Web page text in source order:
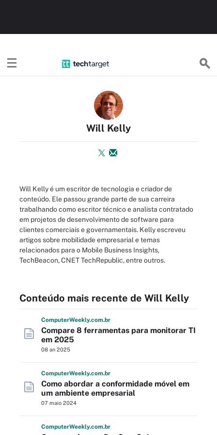
Will Kelly
Will Kelly é um escritor de tecnologia e criador de
conteúdo. Ele passou grande parte de sua carreira
trabalhando como escritor técnico e analista contratado
em projetos de desenvolvimento de software para
clientes comerciais e governamentais. Kelly escreveu
artigos sobre mobilidade empresarial e temas
relacionados para o Mobile Business Insights,
TechBeacon, CNET TechRepublic, entre outros.
Conteúdo mais recente de Will Kelly
ComputerWeekly.com.br
Compare 8 ferramentas para monitorar TI
em 2025
08 an 2025
ComputerWeekly.com.br
Como abordar a conformidade móvel em
um ambiente empresarial
07 maio 2024
ComputerWeekly.com.br